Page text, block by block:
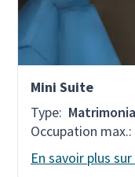
Mini Suite
Type:
Occupation max.:
En savoir plus